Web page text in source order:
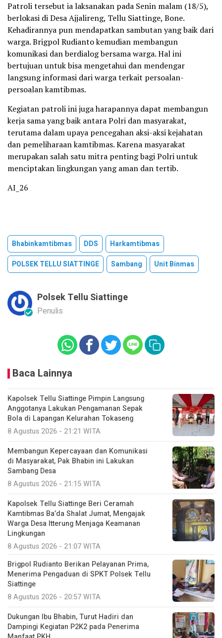
Patroli tersebut ia laksanakan pada Senin malam (18/5),
berlokasi di Desa Ajjalireng, Tellu Siattinge, Bone.
Kehadirannya pun mendapatkan sambutan yang baik dari
warga. Brigpol Rudianto kemudian membangun
komunikasi dan berdialog bersama warga. Hal ini
bertujuan untuk bisa mengetahui dan mendengar
langsung informasi dari warga terkait persoalan-
persoalan kamtibmas.
Kegiatan patroli ini juga harapannya dapat membangun
kerja sama yang baik antara Polri dan masyarakat,
terutama dalam upaya pencegahan aksi-aksi kejahatan
dan pemeliharaan kamtibmas. Karena masyarakat
merupakan salah satu mitra penting bagi Polri untuk
menciptakan lingkungan yang aman dan tertib.
AI_26
Bhabinkamtibmas DDS
Harkamtibmas
POLSEK TELLU SIATTINGE
Sambang Unit Binmas
Polsek Tellu Siattinge
Penulis
Baca Lainnya
Kapolsek Tellu Siattinge Pimpin Langsung
Anggotanya Lakukan Pengamanan Sepak
Bola di Lapangan Kelurahan Tokaseng
8 Agustus 2026 - 21:21 WITA
Membangun Kepercayaan dan Komunikasi
di Masyarakat, Pak Bhabin ini Lakukan
Sambang Desa
8 Agustus 2026 - 21:15 WITA
Kapolsek Tellu Siattinge Beri Ceramah
Kamtibmas Ba’da Shalat Jumat, Mengajak
Warga Desa Itterung Menjaga Keamanan
Lingkungan
8 Agustus 2026 - 21:07 WITA
Brigpol Rudianto Berikan Pelayanan Prima,
Menerima Pengaduan di SPKT Polsek Tellu
Siattinge
8 Agustus 2026 - 20:57 WITA
Dukungan Ibu Bhabin, Turut Hadiri dan
Dampingi Kegiatan P2K2 pada Penerima